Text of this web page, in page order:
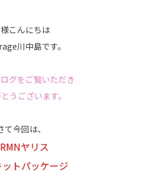
こんにちは
川中島です。
グをご覧いただき
うございます。
て今回は、
ヤリス
トパッケージ